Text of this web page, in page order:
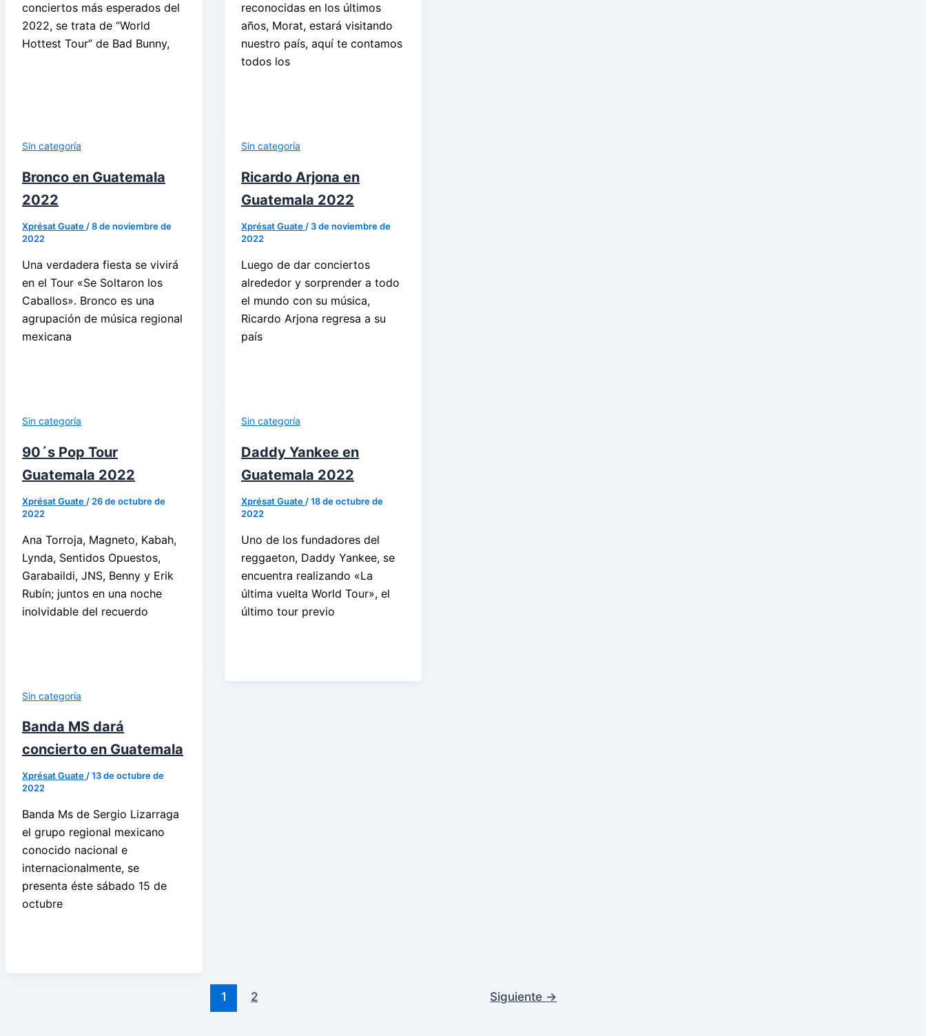
conciertos más esperados del
2022, se trata de “World
Hottest Tour” de Bad Bunny,
reconocidas en los últimos
años, Morat, estará visitando
nuestro país, aquí te contamos
todos los
Sin categoría
Bronco en Guatemala
2022
Xprésat Guate /8 de noviembre de
2022
Una verdadera fiesta se vivirá
en el Tour «Se Soltaron los
Caballos». Bronco es una
agrupación de música regional
mexicana
Sin categoría
Ricardo Arjona en
Guatemala 2022
Xprésat Guate / 3 de noviembre de
2022
Luego de dar conciertos
alrededor y sorprender a todo
el mundo con su música,
Ricardo Arjona regresa a su
país
Sin categoría
90´s Pop Tour
Guatemala 2022
Xprésat Guate / 26 de octubre de
2022
Ana Torroja, Magneto, Kabah,
Lynda, Sentidos Opuestos,
Garabaildi, JNS, Benny y Erik
Rubín; juntos en una noche
inolvidable del recuerdo
Sin categoría
Daddy Yankee en
Guatemala 2022
Xprésat Guate /18 de octubre de
2022
Uno de los fundadores del
reggaeton, Daddy Yankee, se
encuentra realizando «La
última vuelta World Tour», el
último tour previo
Sin categoría
Banda MS dará
concierto en Guatemala
Xprésat Guate /13 de octubre de
2022
Banda Ms de Sergio Lizarraga
el grupo regional mexicano
conocido nacional e
internacionalmente, se
presenta éste sábado 15 de
octubre
1 2 Siguiente →